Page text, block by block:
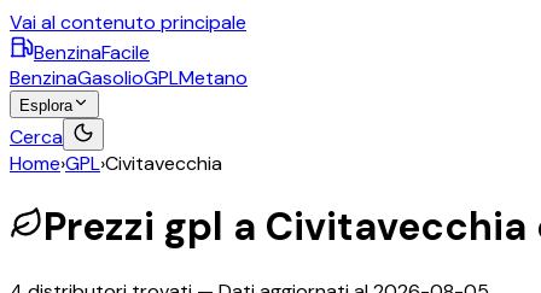
Vai al contenuto principale
BenzinaFacile
BenzinaGasolioGPLMetano
Esplora
Cerca
Home›GPL›Civitavecchia
Prezzi gpl a Civitavecchia